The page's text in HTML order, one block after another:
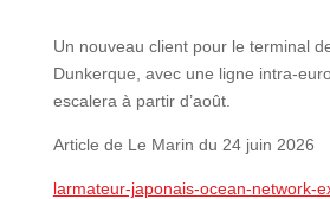
Un nouveau client pour le terminal
Dunkerque, avec une ligne intra-
escalera à partir d’août.
Article de Le Marin du 24 juin 2026
larmateur-japonais-ocean-network-